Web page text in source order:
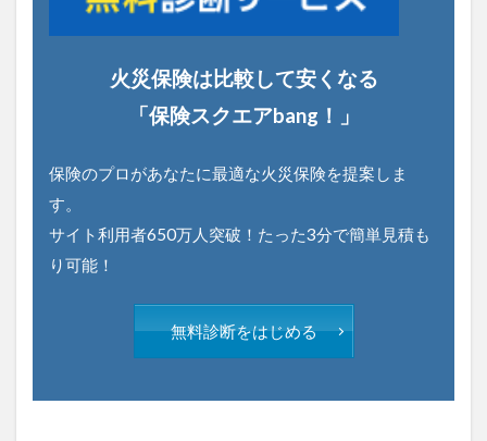
火災保険は比較して安くなる
「保険スクエアbang！」
保険のプロがあなたに最適な火災保険を提案しま
す。
サイト利用者650万人突破！たった3分で簡単見積も
り可能！
無料診断をはじめる